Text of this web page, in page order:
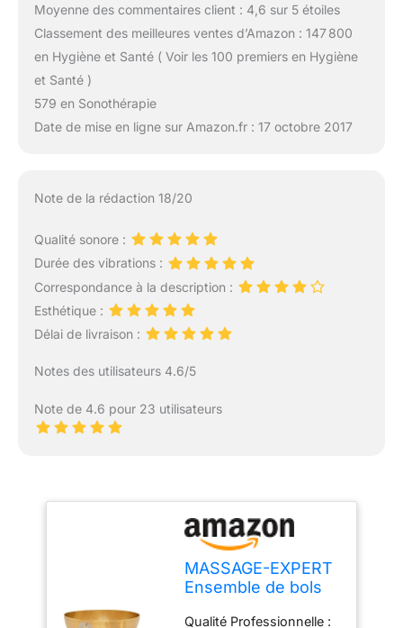
Moyenne des commentaires client : 4,6 sur 5 étoiles
Classement des meilleures ventes d’Amazon : 147 800
en Hygiène et Santé ( Voir les 100 premiers en Hygiène
et Santé )
579 en Sonothérapie
Date de mise en ligne sur Amazon.fr : 17 octobre 2017
Note de la rédaction 18/20
Qualité sonore :
Durée des vibrations :
Correspondance à la description :
Esthétique :
Délai de livraison :
Notes des utilisateurs 4.6/5
Note de 4.6 pour 23 utilisateurs
MASSAGE-EXPERT
Ensemble de bols
Qualité Professionnelle :